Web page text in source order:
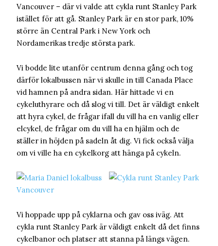
Vancouver – där vi valde att cykla runt Stanley Park
istället för att gå. Stanley Park är en stor park, 10%
större än Central Park i New York och
Nordamerikas tredje största park.
Vi bodde lite utanför centrum denna gång och tog
därför lokalbussen när vi skulle in till Canada Place
vid hamnen på andra sidan. Här hittade vi en
cykeluthyrare och då slog vi till. Det är väldigt enkelt
att hyra cykel, de frågar ifall du vill ha en vanlig eller
elcykel, de frågar om du vill ha en hjälm och de
ställer in höjden på sadeln åt dig. Vi fick också välja
om vi ville ha en cykelkorg att hänga på cykeln.
Vi hoppade upp på cyklarna och gav oss iväg. Att
cykla runt Stanley Park är väldigt enkelt då det finns
cykelbanor och platser att stanna på längs vägen.